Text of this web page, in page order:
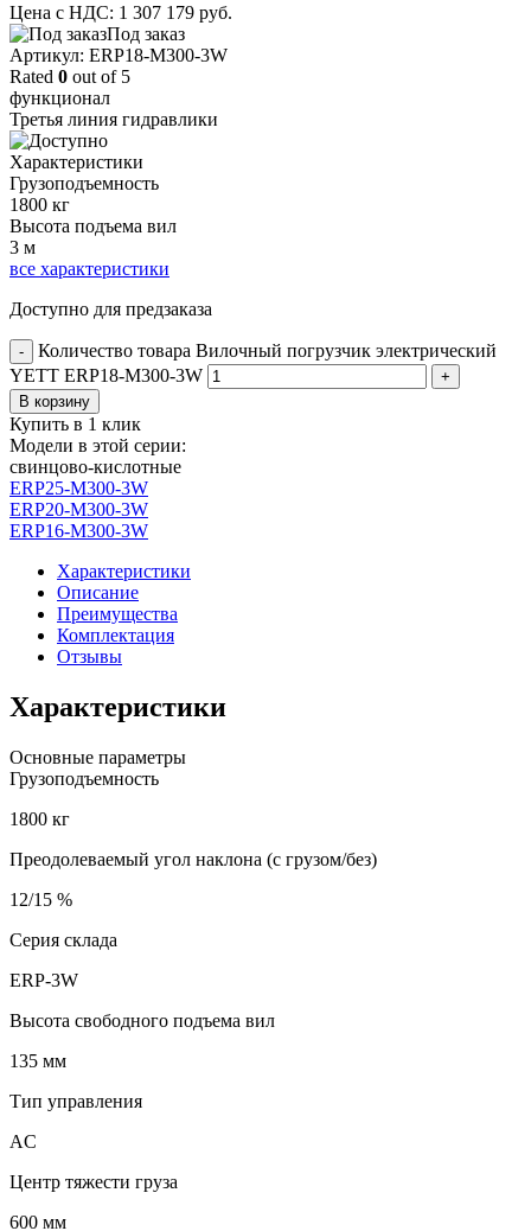
Цена с НДС: 1 307 179 руб.
Под заказ
Aртикул: ERP18-M300-3W
Rated 0 out of 5
функционал
Третья линия гидравлики
Характеристики
Грузоподъемность
1800 кг
Высота подъема вил
3 м
все характеристики
Доступно для предзаказа
-
Количество товара Вилочный погрузчик электрический
YETT ERP18-M300-3W
+
В корзину
Купить в 1 клик
Модели в этой серии:
свинцово-кислотные
ERP25-M300-3W
ERP20-M300-3W
ERP16-M300-3W
Характеристики
Описание
Преимущества
Комплектация
Отзывы
Характеристики
Основные параметры
Грузоподъемность
1800 кг
Преодолеваемый угол наклона (с грузом/без)
12/15 %
Серия склада
ERP-3W
Высота свободного подъема вил
135 мм
Тип управления
AC
Центр тяжести груза
600 мм